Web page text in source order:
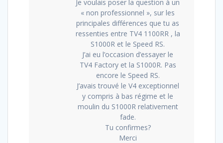
Je voulais poser la question à un
« non professionnel », sur les
principales différences que tu as
ressenties entre TV4 1100RR , la
S1000R et le Speed RS.
J’ai eu l’occasion d’essayer le
TV4 Factory et la S1000R. Pas
encore le Speed RS.
J’avais trouvé le V4 exceptionnel
y compris à bas régime et le
moulin du S1000R relativement
fade.
Tu confirmes?
Merci